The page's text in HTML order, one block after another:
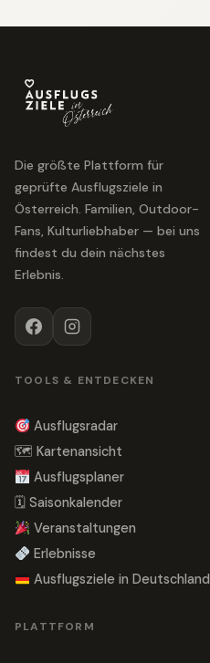
Die größte Plattform für
geprüfte Ausflugsziele in
Österreich. Familien, Outdoor-
Fans, Kulturliebhaber — bei uns
findest du dein nächstes
Erlebnis.
TOOLS & ENTDECKEN
Ausflugsradar
🗺 Kartenansicht
Ausflugsplaner
🗓 Saisonkalender
Veranstaltungen
Erlebnisse
Ausflugsziele in Deutschland
PLATTFORM